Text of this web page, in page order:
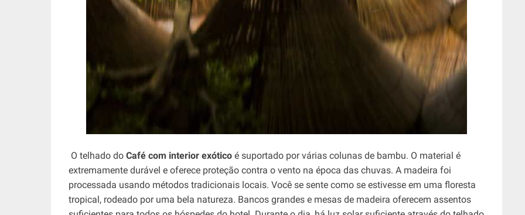
O telhado do Café com interior exótico é suportado por várias colunas de bambu. O material é
extremamente durável e oferece proteção contra o vento na época das chuvas. A madeira foi
processada usando métodos tradicionais locais. Você se sente como se estivesse em uma floresta
tropical, rodeado por uma bela natureza. Bancos grandes e mesas de madeira oferecem assentos